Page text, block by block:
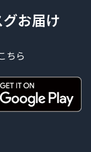
お届け
ちら